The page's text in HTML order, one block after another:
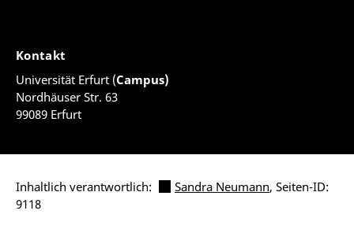
Kontakt
Universität Erfurt (Campus)
Nordhäuser Str. 63
99089 Erfurt
Inhaltlich verantwortlich: Sandra Neumann, Seiten-ID:
9118